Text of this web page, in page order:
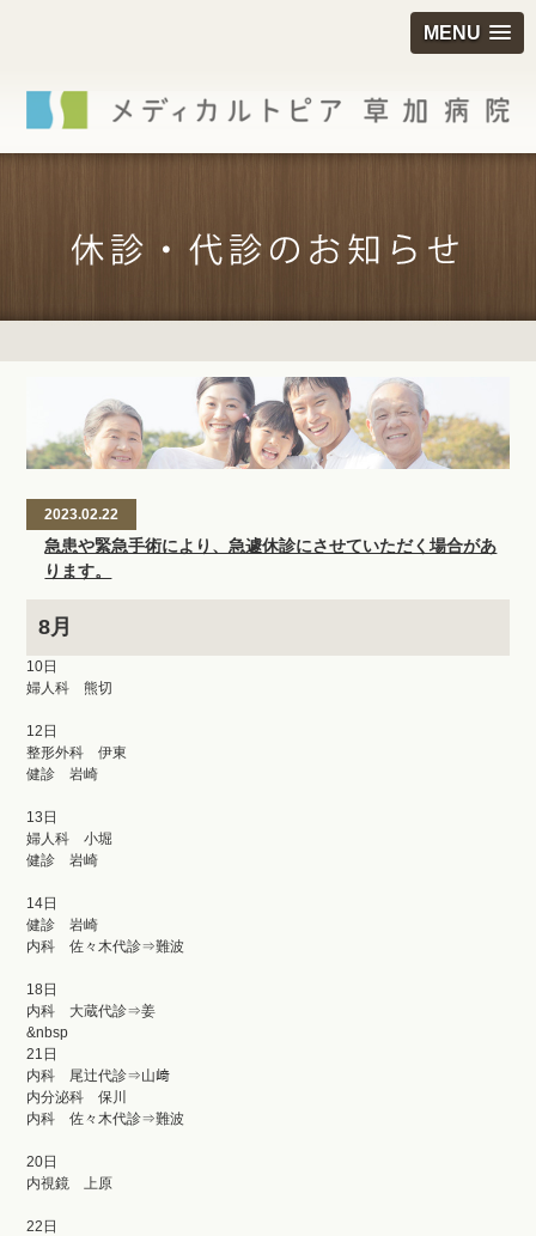
MENU
2023.02.22
急患や緊急手術により、急遽休診にさせていただく場合があ
ります。
8月
10日
婦人科 熊切
12日
整形外科 伊東
健診 岩崎
13日
婦人科 小堀
健診 岩崎
14日
健診 岩崎
内科 佐々木代診⇒難波
18日
内科 大蔵代診⇒姜
&nbsp
21日
内科 尾辻代診⇒山﨑
内分泌科 保川
内科 佐々木代診⇒難波
20日
内視鏡 上原
22日